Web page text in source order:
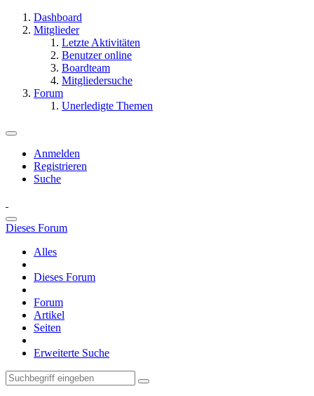
Dashboard
Mitglieder
Letzte Aktivitäten
Benutzer online
Boardteam
Mitgliedersuche
Forum
Unerledigte Themen
Anmelden
Registrieren
Suche
Dieses Forum
Alles
Dieses Forum
Forum
Artikel
Seiten
Erweiterte Suche